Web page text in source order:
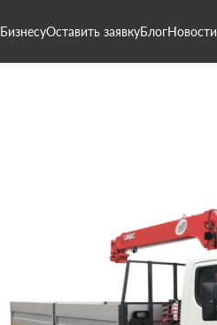
БизнесуОставить заявкуБлогНовости